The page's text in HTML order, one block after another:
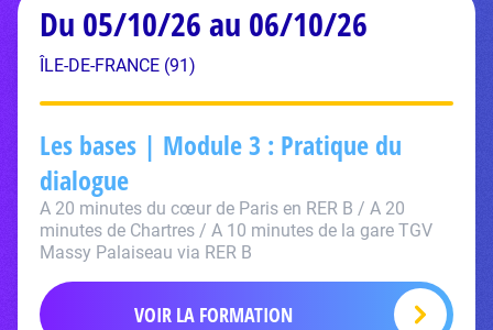
Du 05/10/26 au 06/10/26
ÎLE-DE-FRANCE (91)
Les bases | Module 3 : Pratique du
dialogue
A 20 minutes du cœur de Paris en RER B / A 20
minutes de Chartres / A 10 minutes de la gare TGV
Massy Palaiseau via RER B
VOIR LA FORMATION